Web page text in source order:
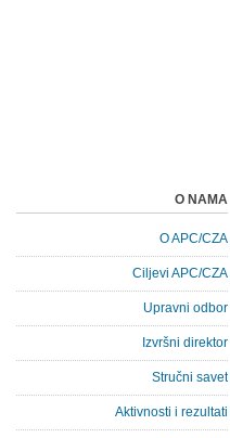
O NAMA
O APC/CZA
Ciljevi APC/CZA
Upravni odbor
Izvršni direktor
Stručni savet
Aktivnosti i rezultati